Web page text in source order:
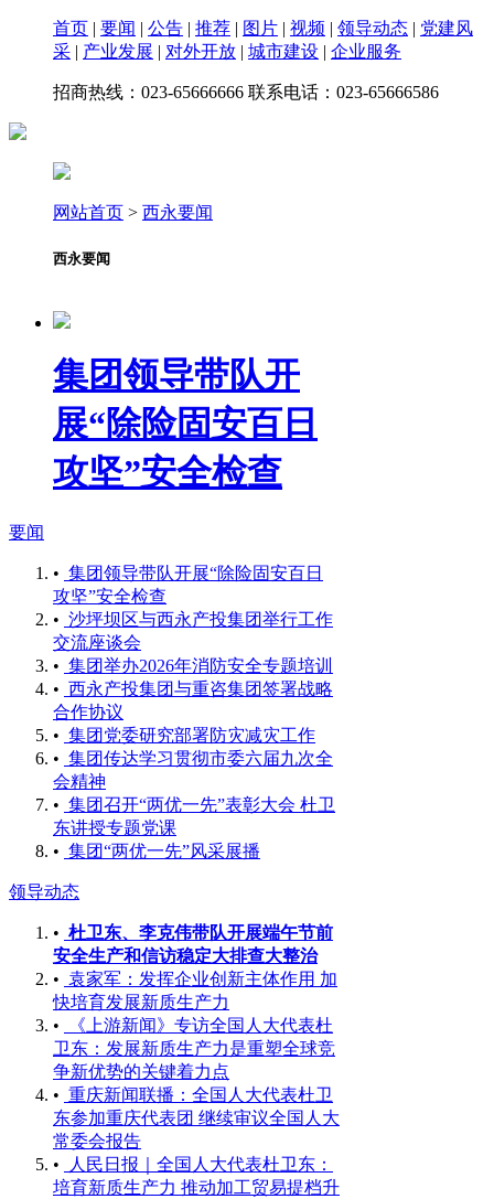
首页 | 要闻 | 公告 | 推荐 | 图片 | 视频 | 领导动态 | 党建风
采 | 产业发展 | 对外开放 | 城市建设 | 企业服务
招商热线：023-65666666 联系电话：023-65666586
网站首页 > 西永要闻
西永要闻